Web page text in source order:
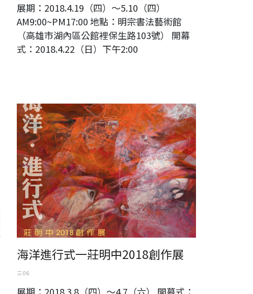
展期：2018.4.19（四）～5.10（四）
AM9:00~PM17:00 地點：明宗書法藝術館
（高雄市湖內區公館裡保生路103號） 開幕
式：2018.4.22（日）下午2:00
海洋進行式一莊明中2018創作展
海洋進行式一莊明中2018創作展
三 06
展期：2018.3.8（四）～4.7（六） 開幕式：